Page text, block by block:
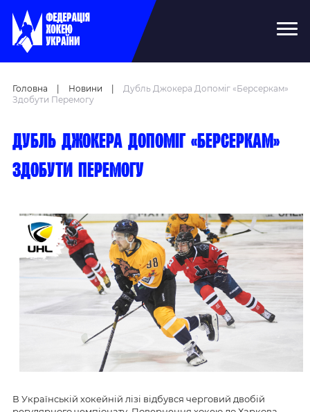
Головна Новини
Дубль Джокера Допоміг «Берсеркам»
Здобути Перемогу
Дубль джокера допоміг «Берсеркам»
здобути перемогу
В Українській хокейній лізі відбувся черговий двобій